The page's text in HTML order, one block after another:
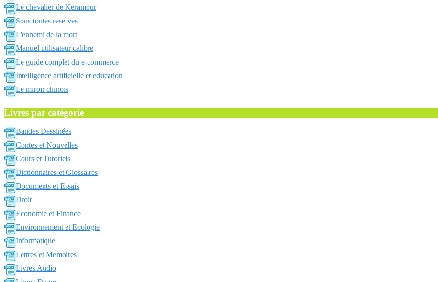
Le chevalier de Keramour
Sous toutes reserves
L'ennemi de la mort
Manuel utilisateur calibre
Le guide complet du e-commerce
Intelligence artificielle et education
Le miroir chinois
Livres par catégorie
Bandes Dessinées
Contes et Nouvelles
Cours et Tutoriels
Dictionnaires et Glossaires
Documents et Essais
Droit
Economie et Finance
Environnement et Ecologie
Informatique
Lettres et Memoires
Livres Audio